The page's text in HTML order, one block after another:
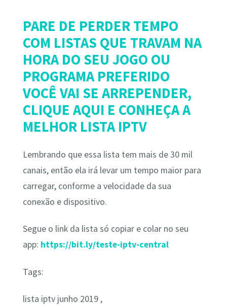
PARE DE PERDER TEMPO
COM LISTAS QUE TRAVAM NA
HORA DO SEU JOGO OU
PROGRAMA PREFERIDO
VOCÊ VAI SE ARREPENDER,
CLIQUE AQUI E CONHEÇA A
MELHOR LISTA IPTV
Lembrando que essa lista tem mais de 30 mil
canais, então ela irá levar um tempo maior para
carregar, conforme a velocidade da sua
conexão e dispositivo.
Segue o link da lista só copiar e colar no seu
app: https://bit.ly/teste-iptv-central
Tags:
lista iptv junho 2019 ,